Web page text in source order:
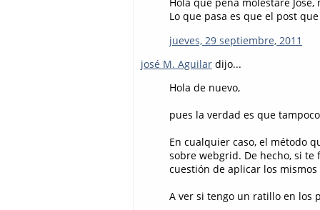
Lo que pasa es que el post
jueves, 29 septiembre, 2011
josé M. Aguilar dijo...
Hola de nuevo,
pues la verdad es que
En cualquier caso, el método
sobre webgrid. De hecho, si
cuestión de aplicar los
A ver si tengo un ratillo en los